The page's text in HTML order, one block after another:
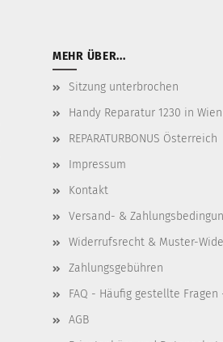
MEHR ÜBER...
Sitzung unterbrochen
Handy Reparatur 1230 in
REPARATURBONUS Österreich
Impressum
Kontakt
Versand- &
Widerrufsrecht & Muster-
Zahlungsgebühren
FAQ - Häufig gestellte
AGB